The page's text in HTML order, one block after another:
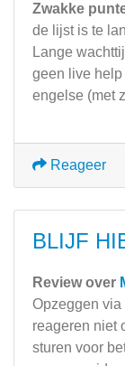
Zwakke
de lijst is te
Lange
geen live help
engelse (met
Reageer
BLIJF
Review over
Opzeggen
reageren niet
sturen voor